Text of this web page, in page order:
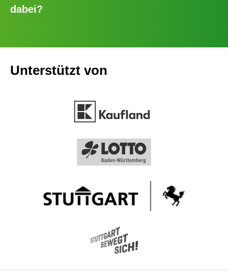
dabei?
Unterstützt von